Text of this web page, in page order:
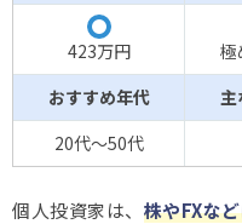
423万円
極
おすすめ年代
20代～50代
個人投資家は、 株やFXな